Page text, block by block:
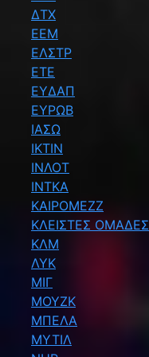
ΔΤΧ
ΕΕΜ
ΕΛΣΤΡ
ΕΤΕ
ΕΥΔΑΠ
ΕΥΡΩΒ
ΙΑΣΩ
ΙΚΤΙΝ
ΙΝΛΟΤ
ΙΝΤΚΑ
ΚΑΙΡΟΜΕΖΖ
ΚΛΕΙΣΤΕΣ ΟΜΑΔΕΣ
ΚΛΜ
ΛΥΚ
ΜΙΓ
ΜΟΥΖΚ
ΜΠΕΛΑ
ΜΥΤΙΛ